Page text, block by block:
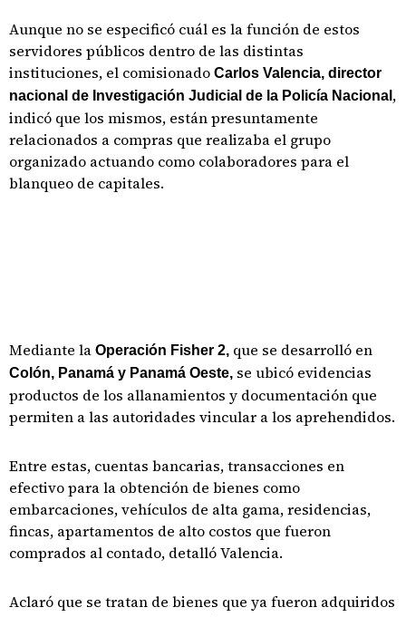
Aunque no se especificó cuál es la función de estos
servidores públicos dentro de las distintas
instituciones, el comisionado Carlos Valencia, director
nacional de Investigación Judicial de la Policía Nacional ,
indicó que los mismos, están presuntamente
relacionados a compras que realizaba el grupo
organizado actuando como colaboradores para el
blanqueo de capitales.
Mediante la Operación Fisher 2, que se desarrolló en
Colón, Panamá y Panamá Oeste, se ubicó evidencias
productos de los allanamientos y documentación que
permiten a las autoridades vincular a los aprehendidos.
Entre estas, cuentas bancarias, transacciones en
efectivo para la obtención de bienes como
embarcaciones, vehículos de alta gama, residencias,
fincas, apartamentos de alto costos que fueron
comprados al contado, detalló Valencia.
Aclaró que se tratan de bienes que ya fueron adquiridos